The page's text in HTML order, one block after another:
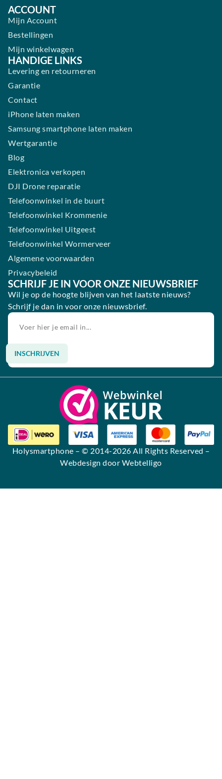
ACCOUNT
Mijn Account
Bestellingen
Mijn winkelwagen
HANDIGE LINKS
Levering en retourneren
Garantie
Contact
iPhone laten maken
Samsung smartphone laten maken
Wertgarantie
Blog
Elektronica verkopen
DJI Drone reparatie
Telefoonwinkel in de buurt
Telefoonwinkel Krommenie
Telefoonwinkel Uitgeest
Telefoonwinkel Wormerveer
Algemene voorwaarden
Privacybeleid
SCHRIJF JE IN VOOR ONZE NIEUWSBRIEF
Wil je op de hoogte blijven van het laatste nieuws?
Schrijf je dan in voor onze nieuwsbrief.
INSCHRIJVEN
Alternative:
Holysmartphone – © 2014-2026 All Rights Reserved –
Webdesign door Webtelligo